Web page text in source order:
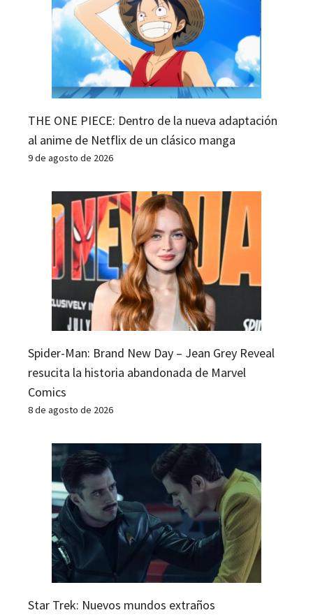
THE ONE PIECE: Dentro de la nueva adaptación
al anime de Netflix de un clásico manga
9 de agosto de 2026
Spider-Man: Brand New Day – Jean Grey Reveal
resucita la historia abandonada de Marvel
Comics
8 de agosto de 2026
Star Trek: Nuevos mundos extraños